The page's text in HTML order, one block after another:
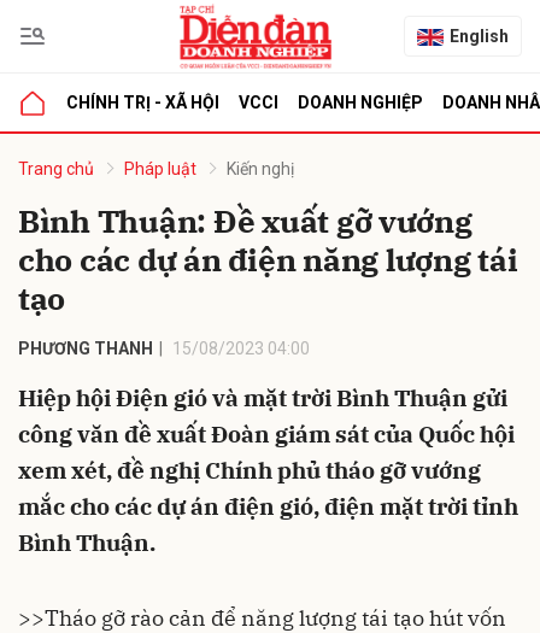
English
CHÍNH TRỊ - XÃ HỘI VCCI DOANH NGHIỆP DOANH
Trang chủ Pháp luật Kiến nghị
Bình Thuận: Đề xuất gỡ vướng
cho các dự án điện năng lượng tái
tạo
PHƯƠNG THANH 15/08/2023 04:00
Hiệp hội Điện gió và mặt trời Bình Thuận gửi
công văn đề xuất Đoàn giám sát của Quốc hội
xem xét, đề nghị Chính phủ tháo gỡ vướng
mắc cho các dự án điện gió, điện mặt trời tỉnh
Bình Thuận.
>>Tháo gỡ rào cản để năng lượng tái tạo hút vốn
luận
Hủy